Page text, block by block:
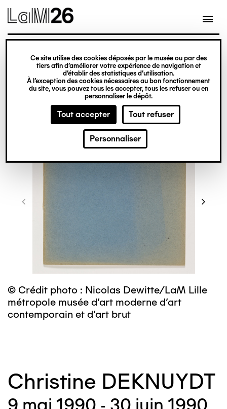
Gestion des cookies
Ce site utilise des cookies déposés par le musée ou par des
tiers afin d’améliorer votre expérience de navigation et
d’établir des statistiques d’utilisation.
À l’exception des cookies nécessaires au bon fonctionnement
du site, vous pouvez tous les accepter, tous les refuser ou en
personnaliser le dépôt.
Tout accepter Tout refuser
Personnaliser
contenu
© Crédit photo : Nicolas Dewitte/LaM Lille
métropole musée d’art moderne d’art
contemporain et d’art brut
Christine DEKNUYDT